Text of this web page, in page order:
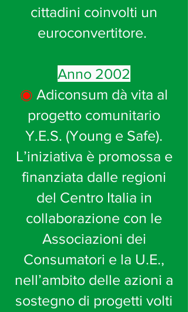
cittadini coinvolti un
euroconvertitore.
Anno 2002
◉ Adiconsum dà vita al
progetto comunitario
Y.E.S. (Young e Safe).
L’iniziativa è promossa e
finanziata dalle regioni
del Centro Italia in
collaborazione con le
Associazioni dei
Consumatori e la U.E.,
nell’ambito delle azioni a
sostegno di progetti volti